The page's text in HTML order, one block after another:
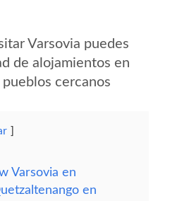
Varsovia puedes
de alojamientos en
cercanos
Varsovia en
en